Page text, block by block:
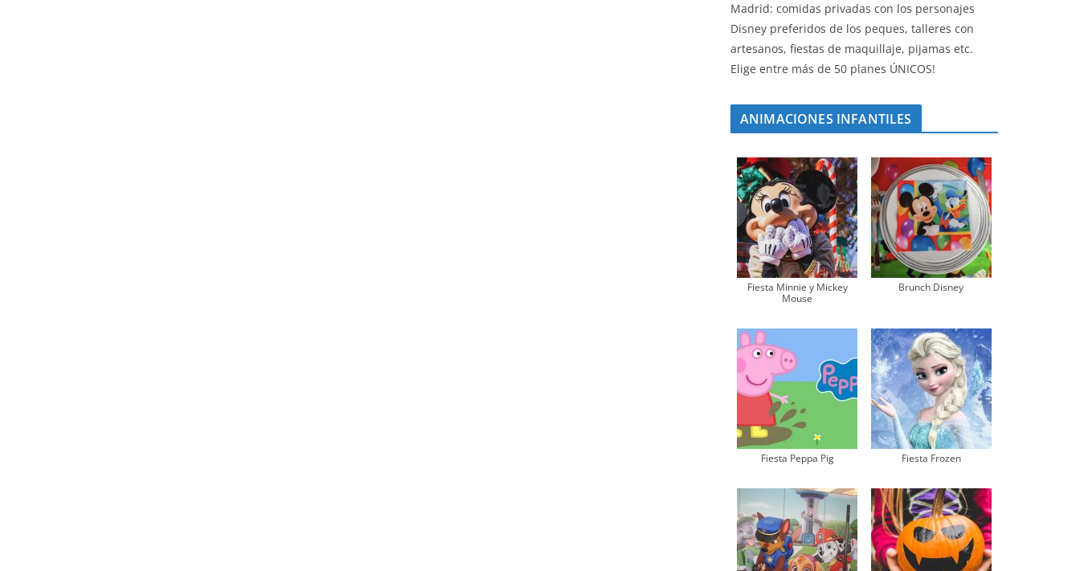
Madrid: comidas privadas con los personajes
Disney preferidos de los peques, talleres con
artesanos, fiestas de maquillaje, pijamas etc.
Elige entre más de 50 planes ÚNICOS!
ANIMACIONES INFANTILES
Fiesta Minnie y Mickey
Mouse
Brunch Disney
Fiesta Peppa Pig Fiesta Frozen